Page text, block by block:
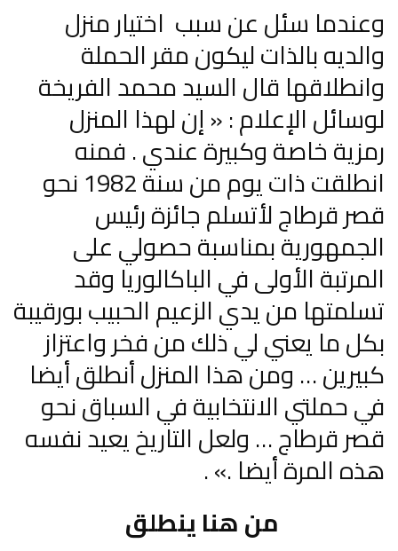
وعندما سئل عن سبب اختيار منزل
والديه بالذات ليكون مقر الحملة
وانطلاقها قال السيد محمد الفريخة
لوسائل الإعلام : « إن لهذا المنزل
رمزية خاصة وكبيرة عندي . فمنه
انطلقت ذات يوم من سنة 1982 نحو
قصر قرطاج لأتسلم جائزة رئيس
الجمهورية بمناسبة حصولي على
المرتبة الأولى في الباكالوريا وقد
تسلمتها من يدي الزعيم الحبيب بورقيبة
بكل ما يعني لي ذلك من فخر واعتزاز
كبيرين … ومن هذا المنزل أنطلق أيضا
في حملتي الانتخابية في السباق نحو
قصر قرطاج … ولعل التاريخ يعيد نفسه
هذه المرة أيضا .» .
من هنا ينطلق